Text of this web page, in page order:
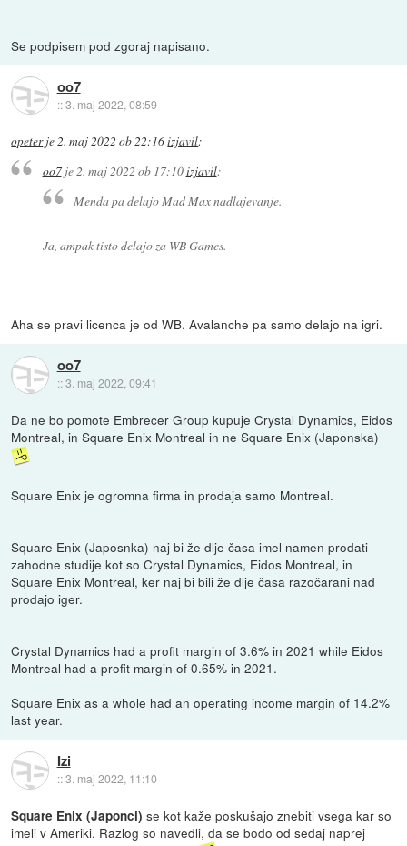
Se podpisem pod zgoraj napisano.
oo7
::3. maj 2022, 08:59
opeterje2. maj 2022 ob 22:16izjavil:
oo7je2. maj 2022 ob 17:10izjavil:
Menda pa delajo Mad Max nadlajevanje.
Ja, ampak tisto delajo za WB Games.
Aha se pravi licenca je od WB. Avalanche pa samo delajo na igri.
oo7
::3. maj 2022, 09:41
Da ne bo pomote Embrecer Group kupuje Crystal Dynamics, Eidos
Montreal, in Square Enix Montreal in ne Square Enix (Japonska)
Square Enix je ogromna firma in prodaja samo Montreal.
Square Enix (Japosnka) naj bi že dlje časa imel namen prodati
zahodne studije kot so Crystal Dynamics, Eidos Montreal, in
Square Enix Montreal, ker naj bi bili že dlje časa razočarani nad
prodajo iger.
Crystal Dynamics had a profit margin of 3.6% in 2021 while Eidos
Montreal had a profit margin of 0.65% in 2021.
Square Enix as a whole had an operating income margin of 14.2%
last year.
Izi
::3. maj 2022, 11:10
Square Enix (Japonci) se kot kaže poskušajo znebiti vsega kar so
imeli v Ameriki. Razlog so navedli, da se bodo od sedaj naprej